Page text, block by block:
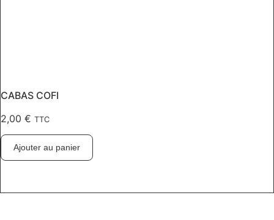
CABAS COFI
2,00 € TTC
Ajouter au panier